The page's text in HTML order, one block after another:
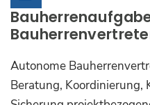
Autonome
Beratung, Koordinierung,